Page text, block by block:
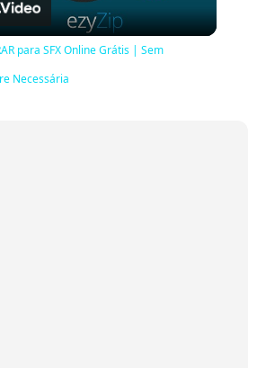
Video
para SFX Online Grátis | Sem
Necessária